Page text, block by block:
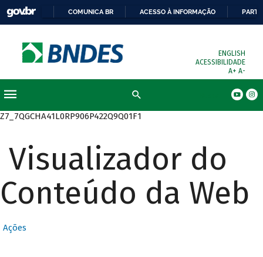
COMUNICA BR ACESSO À INFORMAÇÃO
ENGLISH
ACESSIBILIDADE
A+ A-
Z7_7QGCHA41L0RP906P422Q9Q01F1
Visualizador do
Conteúdo da Web
Ações